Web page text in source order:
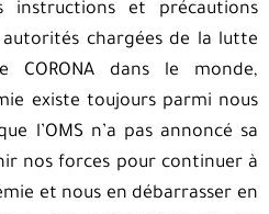
et précautions
chargées de la lutte
dans le monde,
existe toujours parmi nous
l’OMS n’a pas annoncé sa
nos forces pour continuer à
et nous en débarrasser en